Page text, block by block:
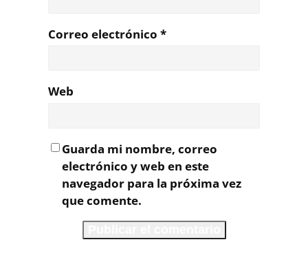
Correo electrónico *
Web
Guarda mi nombre, correo
electrónico y web en este
navegador para la próxima vez
que comente.